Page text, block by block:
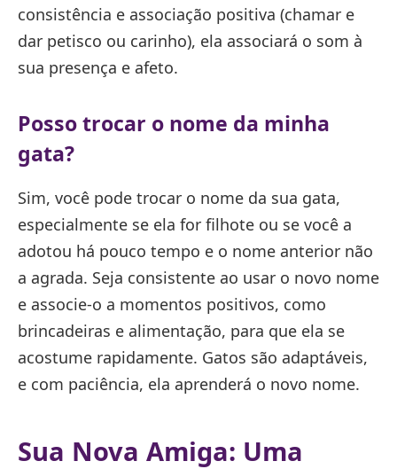
consistência e associação positiva (chamar e
dar petisco ou carinho), ela associará o som à
sua presença e afeto.
Posso trocar o nome da minha
gata?
Sim, você pode trocar o nome da sua gata,
especialmente se ela for filhote ou se você a
adotou há pouco tempo e o nome anterior não
a agrada. Seja consistente ao usar o novo nome
e associe-o a momentos positivos, como
brincadeiras e alimentação, para que ela se
acostume rapidamente. Gatos são adaptáveis,
e com paciência, ela aprenderá o novo nome.
Sua Nova Amiga: Uma